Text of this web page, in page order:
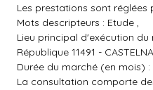
Les prestations sont réglées
Mots descripteurs : Etude ,
Lieu principal d'exécution du
République 11491 -
Durée du marché (en mois) :
La consultation comporte